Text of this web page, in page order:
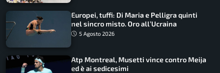
Europei, tuffi: Di Maria e Pelligra quinti
nel sincro misto. Oro all’Ucraina
5 Agosto 2026
Atp Montreal, Musetti vince contro Meija
ed è ai sedicesimi